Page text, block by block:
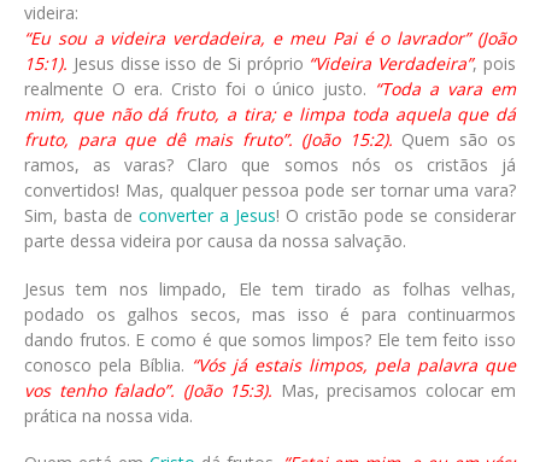
videira:
“Eu sou a videira verdadeira, e meu Pai é o lavrador” (João
15:1). Jesus disse isso de Si próprio “Videira Verdadeira”, pois
realmente O era. Cristo foi o único justo. “Toda a vara em
mim, que não dá fruto, a tira; e limpa toda aquela que dá
fruto, para que dê mais fruto”. (João 15:2). Quem são os
ramos, as varas? Claro que somos nós os cristãos já
convertidos! Mas, qualquer pessoa pode ser tornar uma vara?
Sim, basta de converter a Jesus! O cristão pode se considerar
parte dessa videira por causa da nossa salvação.
Jesus tem nos limpado, Ele tem tirado as folhas velhas,
podado os galhos secos, mas isso é para continuarmos
dando frutos. E como é que somos limpos? Ele tem feito isso
conosco pela Bíblia. “Vós já estais limpos, pela palavra que
vos tenho falado”. (João 15:3). Mas, precisamos colocar em
prática na nossa vida.